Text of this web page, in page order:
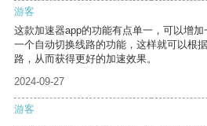
游客
这款加速器app的功能有点单一，可以增
一个自动切换线路的功能，这样就可以根
路，从而获得更好的加速效果。
2024-09-27
游客